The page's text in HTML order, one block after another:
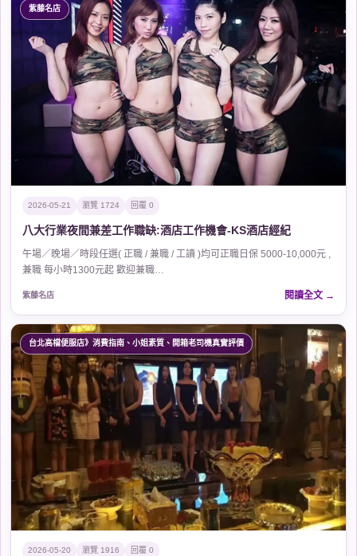
紫藤名店
2026-05-21 瀏覽 1724 回覆 0
八大行業夜間兼差工作職缺:酒店工作機會-KS酒店經紀
午場／晚場／時段任選( 正職 / 兼職 / 工讀 )均可正職日保 5000-10,000元 ,
兼職 每小時1300元起 歡迎兼職…
紫藤名店 閱讀全文
台北高檔便服店》消費指南、小姐素質、開箱老司機真實評價
2026-05-20 瀏覽 1916 回覆 0